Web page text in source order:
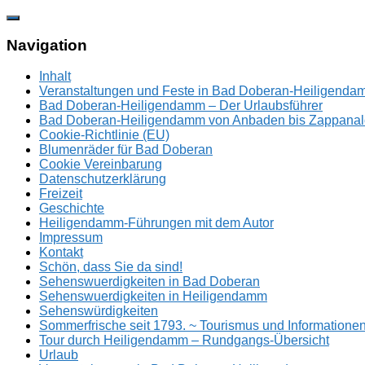
Zum
springen
Navigation
Inhalt
Veranstaltungen und Feste in Bad Doberan-
Bad Doberan-Heiligendamm – Der Urlaubsführer
Bad Doberan-Heiligendamm von Anbaden bis
Cookie-Richtlinie (EU)
Blumenräder für Bad Doberan
Cookie Vereinbarung
Datenschutzerklärung
Freizeit
Geschichte
Heiligendamm-Führungen mit dem Autor
Impressum
Kontakt
Schön, dass Sie da sind!
Sehenswuerdigkeiten in Bad Doberan
Sehenswuerdigkeiten in Heiligendamm
Sehenswürdigkeiten
Sommerfrische seit 1793. ~ Tourismus und
Tour durch Heiligendamm – Rundgangs-Übersicht
Urlaub